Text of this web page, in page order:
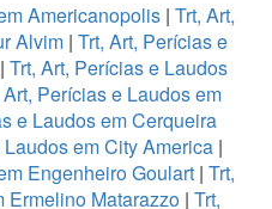
Americanopolis | Trt, Art,
Alvim | Trt, Art, Perícias e
Trt, Art, Perícias e Laudos
Art, Perícias e Laudos em
e Laudos em Cerqueira
em City America |
Engenheiro Goulart | Trt,
Ermelino Matarazzo | Trt,